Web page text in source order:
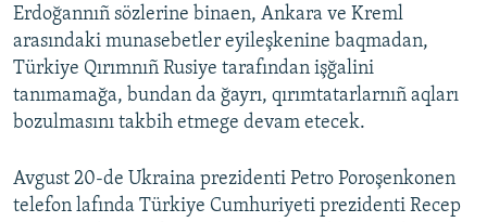
Erdoğannıñ sözlerine binaen, Ankara ve Kreml
arasındaki munasebetler eyileşkenine baqmadan,
Türkiye Qırımnıñ Rusiye tarafından işğalini
tanımamağa, bundan da ğayrı, qırımtatarlarnıñ aqları
bozulmasını takbih etmege devam etecek.
Avgust 20-de Ukraina prezidenti Petro Poroşenkonen
telefon lafında Türkiye Cumhuriyeti prezidenti Recep